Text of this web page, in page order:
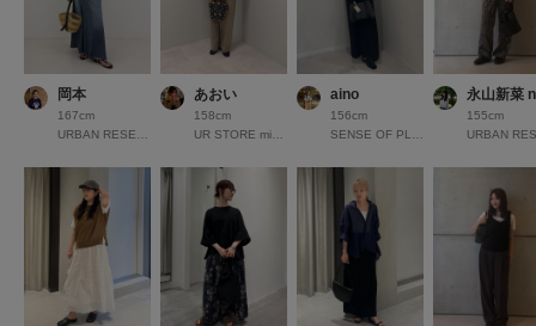
岡本
167cm
あおい
158cm
aino
156cm
永山新菜
155cm